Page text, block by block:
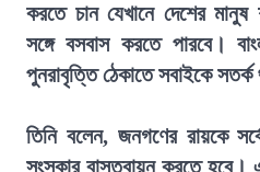
করতে চান যেখানে দেশের
সঙ্গে বসবাস করতে পারবে।
পুনরাবৃত্তি ঠেকাতে সবাইকে
তিনি বলেন, জনগণের রায়কে
সংস্কার বাস্তবায়ন করতে হবে।